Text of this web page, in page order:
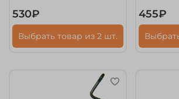
530₽
Выбрать товар из 2 шт.
455₽